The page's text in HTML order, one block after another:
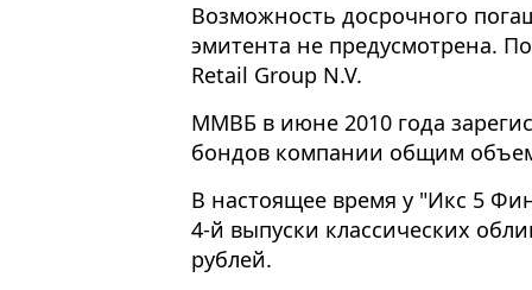
Возможность досрочного
эмитента не предусмотрена.
Retail Group N.V.
ММВБ в июне 2010 года
бондов компании общим
В настоящее время у "Икс 5
4-й выпуски классических
рублей.